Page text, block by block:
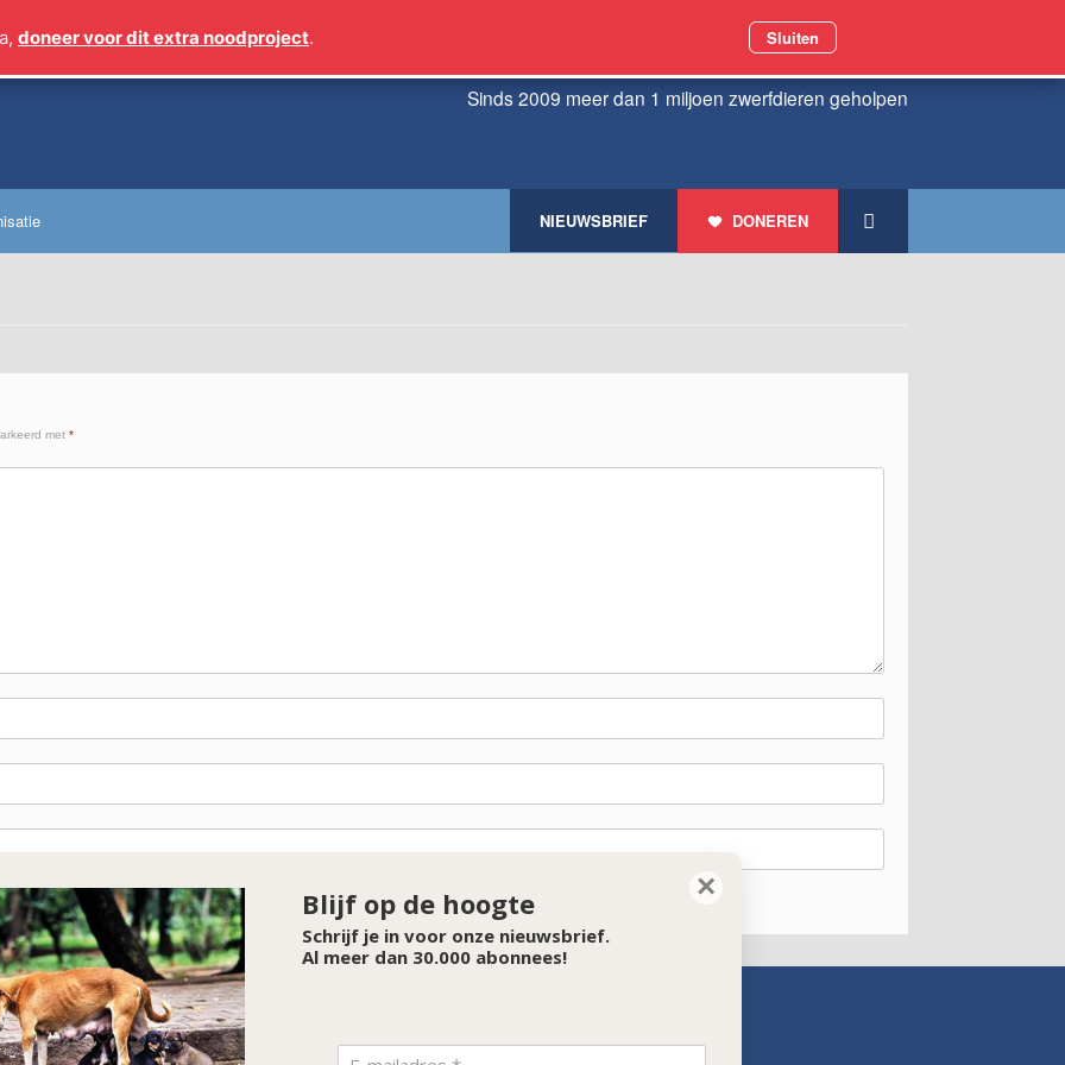
Sinds 2009 meer dan 1 miljoen zwerfdieren geholpen
DONEREN
NIEUWSBRIEF
met *
SPONSOR VAN DE MAAND
doneer voor dit extra noodproject. Sluiten
×
Blijf op de hoogte
Schrijf je in voor onze nieuwsbrief.
Al meer dan 30.000 abonnees!